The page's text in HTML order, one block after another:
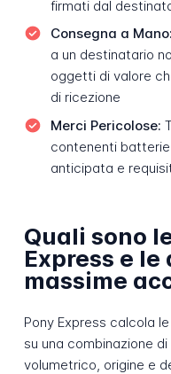
firmati dal
Consegna a Mano:
a un destinatario
oggetti di valore
di ricezione
Merci Pericolose:
contenenti
anticipata e
Quali sono
Express e
massime
Pony Express calcola
su una combinazione
volumetrico, origine e